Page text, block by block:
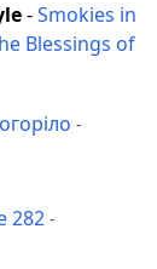
-Smokies in
Blessings of
-
282 -